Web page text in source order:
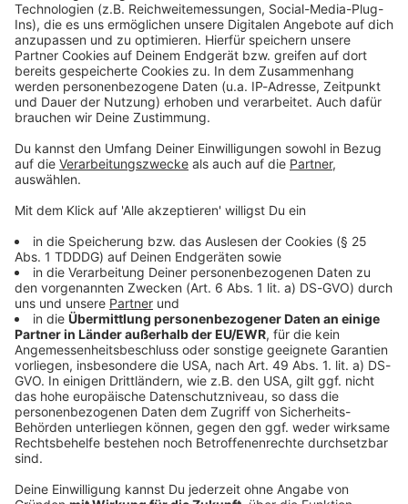
Sprachnachricht
© dpa-infocom, dpa:260529-930-145341/1
DAS KÖNNTE DICH AUCH INTERESSIEREN
Bayern
Tourismus in Bayern: Mehr Gäste und
Übernachtungen
Allerdings können nicht alle Bereiche des Tourismus